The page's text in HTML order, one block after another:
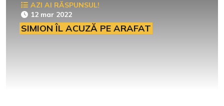
AZI AI RĂSPUNSUL!
12 mar 2022
SIMION ÎL ACUZĂ PE ARAFAT